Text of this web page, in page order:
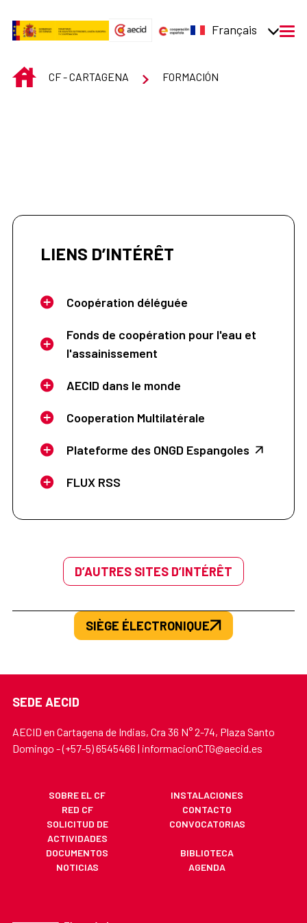
Français
INICIOCF - CARTAGENA FORMACIÓN
LIENS D’INTÉRÊT
Coopération déléguée
Fonds de coopération pour l'eau et
l'assainissement
AECID dans le monde
Cooperation Multilatérale
Plateforme des ONGD Espangoles
FLUX RSS
D’AUTRES SITES D’INTÉRÊT
SIÈGE ÉLECTRONIQUE
SEDE AECID
AECID en Cartagena de Indias, Cra 36 N° 2-74, Plaza Santo
Domingo - (+57-5) 6545466 | informacionCTG@aecid.es
SOBRE EL CF
INSTALACIONES
RED CF
CONTACTO
SOLICITUD DE
ACTIVIDADES
CONVOCATORIAS
DOCUMENTOS
BIBLIOTECA
NOTICIAS
AGENDA